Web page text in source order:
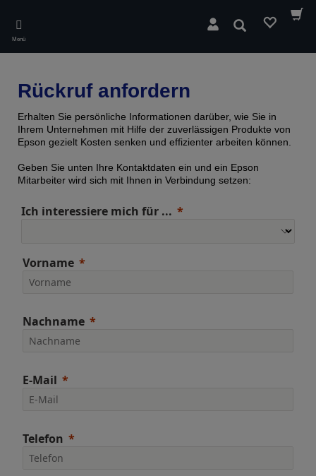
main
content
Menü
Suchen
Rückruf anfordern
Erhalten Sie persönliche Informationen darüber, wie Sie in
Ihrem Unternehmen mit Hilfe der zuverlässigen Produkte von
Epson gezielt Kosten senken und effizienter arbeiten können.
Geben Sie unten Ihre Kontaktdaten ein und ein Epson
Mitarbeiter wird sich mit Ihnen in Verbindung setzen:
Ich interessiere mich für ...
Vorname
Nachname
E-Mail
Telefon